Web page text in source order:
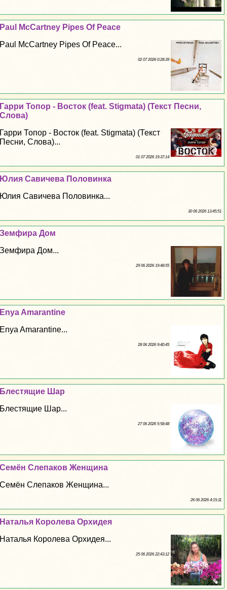
Paul McCartney Pipes Of Peace
Paul McCartney Pipes Of Peace...
02 07 2026 0:28:39
Гарри Топор - Восток (feat. Stigmata) (Текст Песни,
Слова)
Гарри Топор - Восток (feat. Stigmata) (Текст
Песни, Слова)...
01 07 2026 19:37:14
Юлия Савичева Половинка
Юлия Савичева Половинка...
30 06 2026 13:45:51
Земфира Дом
Земфира Дом...
29 06 2026 19:48:55
Enya Amarantine
Enya Amarantine...
28 06 2026 9:40:45
Блестящие Шар
Блестящие Шар...
27 06 2026 5:58:48
Семён Слепаков Женщина
Семён Слепаков Женщина...
26 06 2026 4:15:11
Наталья Королева Орхидея
Наталья Королева Орхидея...
25 06 2026 22:43:12